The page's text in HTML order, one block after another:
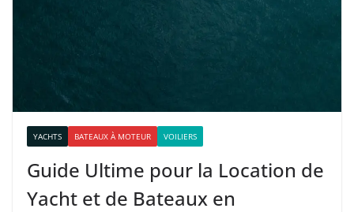
YACHTS BATEAUX À MOTEUR VOILIERS
Guide Ultime pour la Location de
Yacht et de Bateaux en